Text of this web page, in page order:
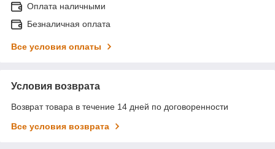
Оплата наличными
Безналичная оплата
Все условия оплаты
Условия возврата
Возврат товара в течение 14 дней по договоренности
Все условия возврата